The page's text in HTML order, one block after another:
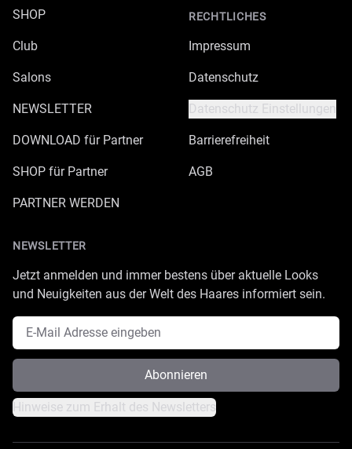
SHOP
Club
Salons
NEWSLETTER
DOWNLOAD für Partner
SHOP für Partner
PARTNER WERDEN
RECHTLICHES
Impressum
Datenschutz
Datenschutz Einstellungen
Barrierefreiheit
AGB
NEWSLETTER
Jetzt anmelden und immer bestens über aktuelle Looks
und Neuigkeiten aus der Welt des Haares informiert sein.
E-Mail Adresse
Abonnieren
Hinweise zum Erhalt des Newsletters